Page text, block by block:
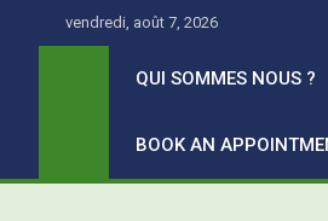
vendredi, août 7, 2026
QUI SOMMES NOUS ?
BOOK AN